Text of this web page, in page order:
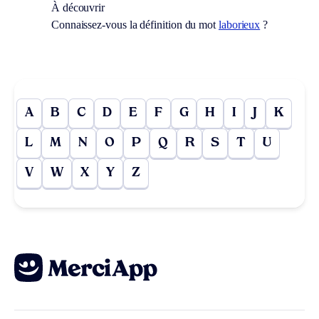
À découvrir
Connaissez-vous la définition du mot laborieux ?
A B C D E F G H I J K
L M N O P Q R S T U
V W X Y Z